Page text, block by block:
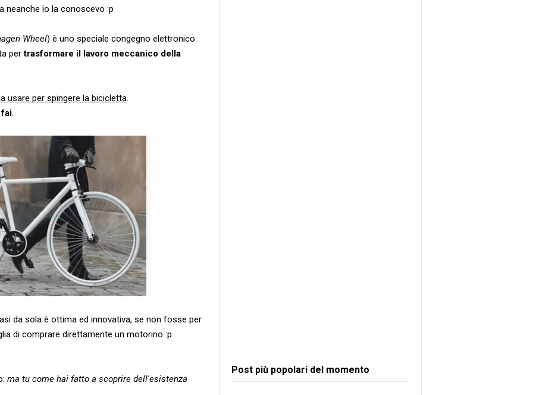
neanche io la conoscevo :p
Wheel) è uno speciale congegno elettronico
pertrasformare il lavoro meccanico della
usare per spingere la bicicletta.
fai.
da sola è ottima ed innovativa, se non fosse per
di comprare direttamente un motorino :p
ma tu come hai fatto a scoprire dell'esistenza
Post più popolari del momento